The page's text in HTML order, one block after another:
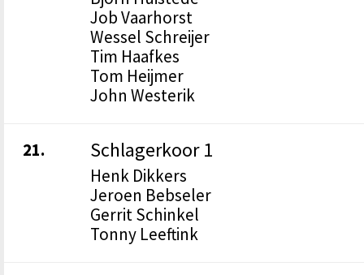
Job Vaarhorst
Wessel Schreijer
Tim Haafkes
Tom Heijmer
John Westerik
21. Schlagerkoor 1
Henk Dikkers
Jeroen Bebseler
Gerrit Schinkel
Tonny Leeftink